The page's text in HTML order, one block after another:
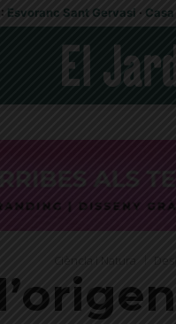
Esvoranc Sant Gervasi ·
Ciència i Natura